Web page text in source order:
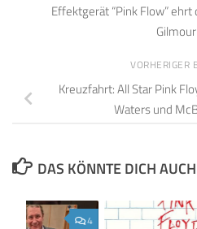
Effektgerät “Pink Flow” ehrt
Gilmour
VORHERIGER
Kreuzfahrt: All Star Pink
Waters und
DAS KÖNNTE DICH
4